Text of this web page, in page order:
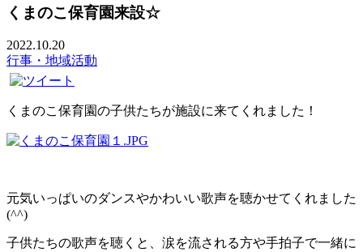
くまのこ保育園来設☆
2022.10.20
行事・地域活動
くまのこ保育園の子供たちが施設に来てくれました！
元気いっぱいのダンスやかわいい歌声を聴かせてくれました
(^^)
子供たちの歌声を聴くと、涙を流される方や手拍子で一緒に